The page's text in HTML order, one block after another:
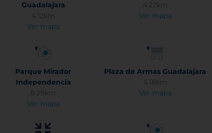
Guadalajara
4.12km
Ver mapa
4.22km
Ver mapa
Parque Mirador
Independencia
8.29km
Ver mapa
Plaza de Armas Guadalajara
4.18km
Ver mapa